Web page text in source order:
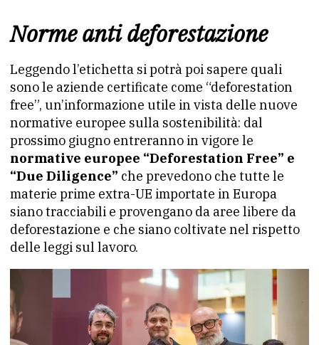
Norme anti deforestazione
Leggendo l’etichetta si potrà poi sapere quali
sono le aziende certificate come “deforestation
free”, un’informazione utile in vista delle nuove
normative europee sulla sostenibilità: dal
prossimo giugno entreranno in vigore le
normative europee “Deforestation Free” e
“Due Diligence” che prevedono che tutte le
materie prime extra-UE importate in Europa
siano tracciabili e provengano da aree libere da
deforestazione e che siano coltivate nel rispetto
delle leggi sul lavoro.